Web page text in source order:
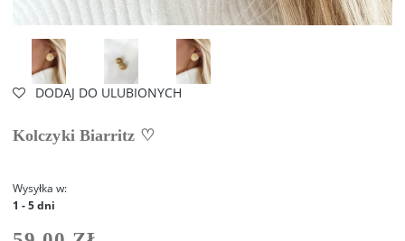
DODAJ DO ULUBIONYCH
Kolczyki Biarritz ♡
Wysyłka w:
1 - 5 dni